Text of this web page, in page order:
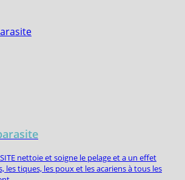
nettoie et soigne le pelage et a un effet
les tiques, les poux et les acariens à tous les